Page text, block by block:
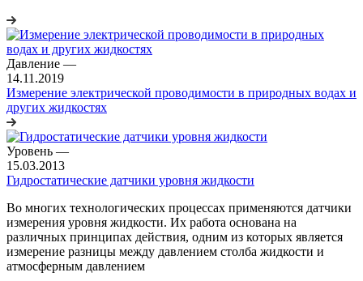
Давление —
14.11.2019
Измерение электрической проводимости в природных водах и
других жидкостях
Уровень —
15.03.2013
Гидростатические датчики уровня жидкости
Во многих технологических процессах применяются датчики
измерения уровня жидкости. Их работа основана на
различных принципах действия, одним из которых является
измерение разницы между давлением столба жидкости и
атмосферным давлением